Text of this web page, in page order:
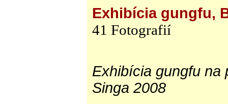
Exhibícia gungfu,
41 Fotografií
Exhibícia gungfu na
Singa 2008